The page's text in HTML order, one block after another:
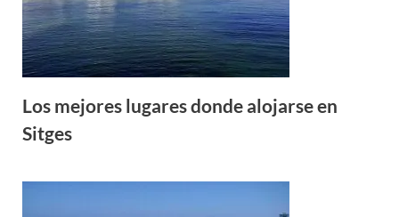
Los mejores lugares donde alojarse en
Sitges